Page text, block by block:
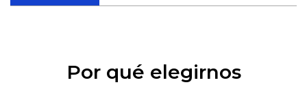
Por qué elegirnos